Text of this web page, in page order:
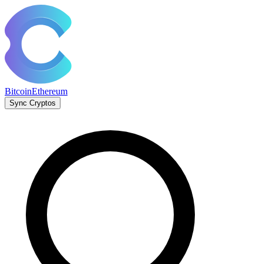
BitcoinEthereum
Sync Cryptos